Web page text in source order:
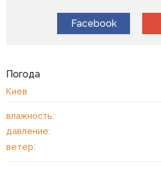
Facebook
Погода
Киев
влажность:
давление:
ветер: